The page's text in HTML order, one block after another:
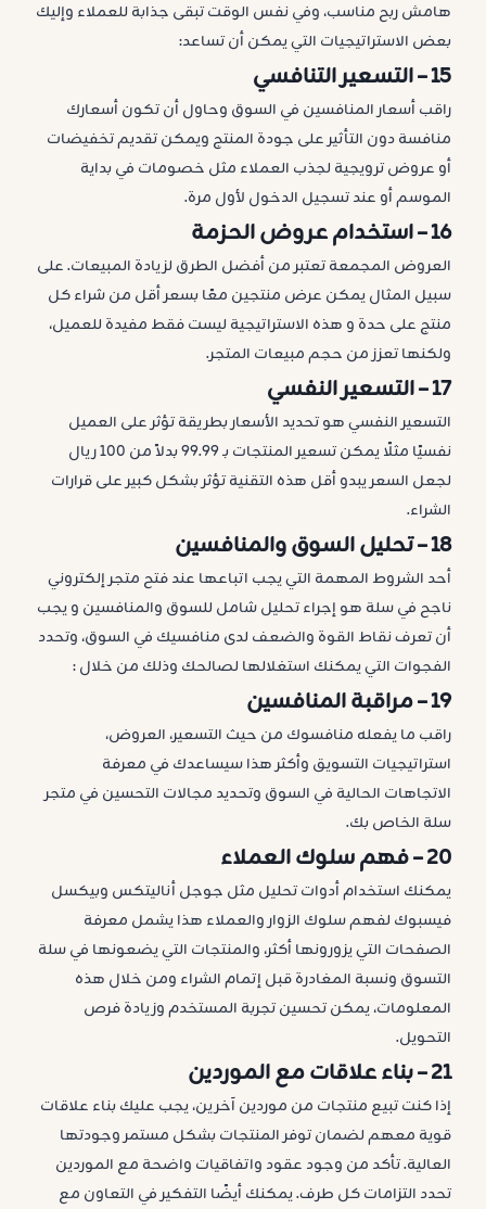
هامش ربح مناسب، وفي نفس الوقت تبقى جذابة للعملاء وإليك
بعض الاستراتيجيات التي يمكن أن تساعد:
15 – التسعير التنافسي
راقب أسعار المنافسين في السوق وحاول أن تكون أسعارك
منافسة دون التأثير على جودة المنتج ويمكن تقديم تخفيضات
أو عروض ترويجية لجذب العملاء مثل خصومات في بداية
الموسم أو عند تسجيل الدخول لأول مرة.
16 – استخدام عروض الحزمة
العروض المجمعة تعتبر من أفضل الطرق لزيادة المبيعات. على
سبيل المثال يمكن عرض منتجين معًا بسعر أقل من شراء كل
منتج على حدة و هذه الاستراتيجية ليست فقط مفيدة للعميل،
ولكنها تعزز من حجم مبيعات المتجر.
17 – التسعير النفسي
التسعير النفسي هو تحديد الأسعار بطريقة تؤثر على العميل
نفسيًا مثلًا يمكن تسعير المنتجات بـ 99.99 بدلاً من 100 ريال
لجعل السعر يبدو أقل هذه التقنية تؤثر بشكل كبير على قرارات
الشراء.
18 – تحليل السوق والمنافسين
أحد الشروط المهمة التي يجب اتباعها عند فتح متجر إلكتروني
ناجح في سلة هو إجراء تحليل شامل للسوق والمنافسين و يجب
أن تعرف نقاط القوة والضعف لدى منافسيك في السوق، وتحدد
الفجوات التي يمكنك استغلالها لصالحك وذلك من خلال :
19 – مراقبة المنافسين
راقب ما يفعله منافسوك من حيث التسعير، العروض،
استراتيجيات التسويق وأكثر هذا سيساعدك في معرفة
الاتجاهات الحالية في السوق وتحديد مجالات التحسين في متجر
سلة الخاص بك.
20 – فهم سلوك العملاء
يمكنك استخدام أدوات تحليل مثل جوجل أناليتكس وبيكسل
فيسبوك لفهم سلوك الزوار والعملاء هذا يشمل معرفة
الصفحات التي يزورونها أكثر، والمنتجات التي يضعونها في سلة
التسوق ونسبة المغادرة قبل إتمام الشراء ومن خلال هذه
المعلومات، يمكن تحسين تجربة المستخدم وزيادة فرص
التحويل.
21 – بناء علاقات مع الموردين
إذا كنت تبيع منتجات من موردين آخرين، يجب عليك بناء علاقات
قوية معهم لضمان توفر المنتجات بشكل مستمر وجودتها
العالية. تأكد من وجود عقود واتفاقيات واضحة مع الموردين
تحدد التزامات كل طرف. يمكنك أيضًا التفكير في التعاون مع